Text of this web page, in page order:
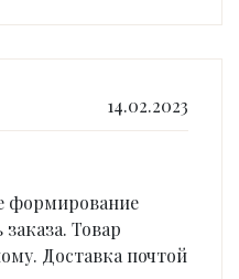
14.02.2023
формирование
Товар
Доставка почтой